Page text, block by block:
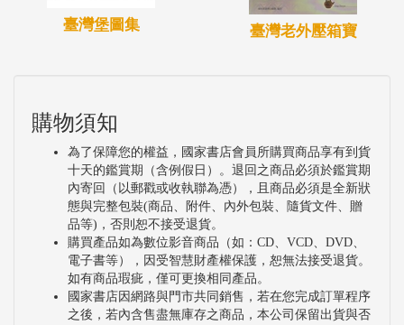
臺灣堡圖集 臺灣老外壓箱寶
購物須知
為了保障您的權益，國家書店會員所購買商品享有到貨
十天的鑑賞期（含例假日）。退回之商品必須於鑑賞期
內寄回（以郵戳或收執聯為憑），且商品必須是全新狀
態與完整包裝(商品、附件、內外包裝、隨貨文件、贈
品等)，否則恕不接受退貨。
購買產品如為數位影音商品（如：CD、VCD、DVD、
電子書等），因受智慧財產權保護，恕無法接受退貨。
如有商品瑕疵，僅可更換相同產品。
國家書店因網路與門市共同銷售，若在您完成訂單程序
之後，若內含售盡無庫存之商品，本公司保留出貨與否